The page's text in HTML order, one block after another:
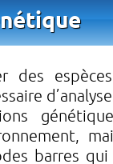
des
barres